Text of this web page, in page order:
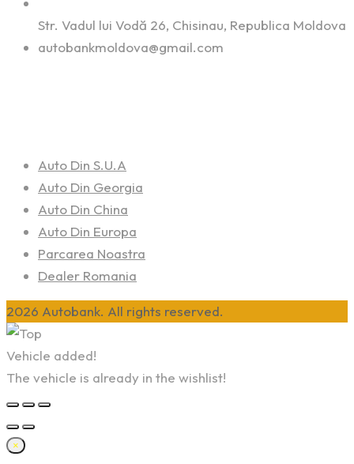
Str. Vadul lui Vodă 26, Chisinau, Republica Moldova
autobankmoldova@gmail.com
Auto Din S.U.A
Auto Din Georgia
Auto Din China
Auto Din Europa
Parcarea Noastra
Dealer Romania
2026 Autobank. All rights reserved.
Vehicle added!
The vehicle is already in the wishlist!
×